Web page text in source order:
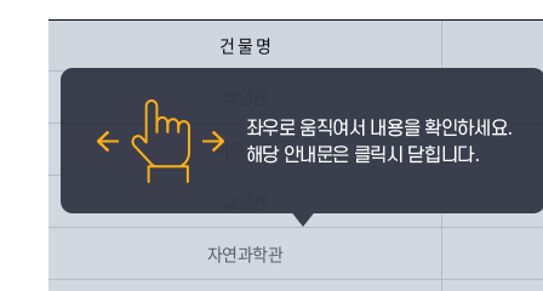
건 물 명
어문학관
자연과학관